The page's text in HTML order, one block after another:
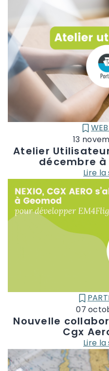
Atelier
décembre à
Lire
13
Nouvelle
Cgx
Lire
07